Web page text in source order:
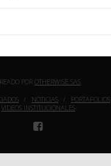
POR OTHERWISE SAS
NOTICIAS
PORTAFOLIOS
VIDEOS INSTITUCIONALES